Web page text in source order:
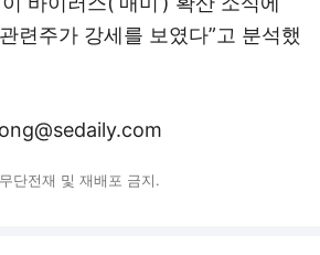
련주가 강세를 보였다”고 분석했
단전재 및 재배포 금지.